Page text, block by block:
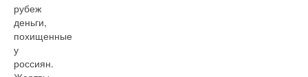
рубеж
деньги,
похищенные
у
россиян.